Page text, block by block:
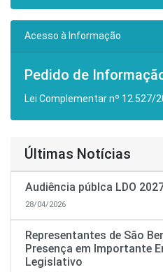
Acesso à Informação
Pedido de
Lei Complementar nº 12.527/
Últimas Notícias
Audiência públca LDO
28/04/2026
Representantes de São
Presença em Importante
Legislativo